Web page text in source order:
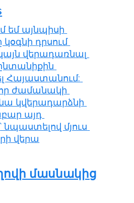
եմ այնպիսի
դրսում
վերադառնալ
Հայաստանում:
ժամանակի
կվերադարձնի
այդ
նպաստելով մյուս
վերա
մասնակից